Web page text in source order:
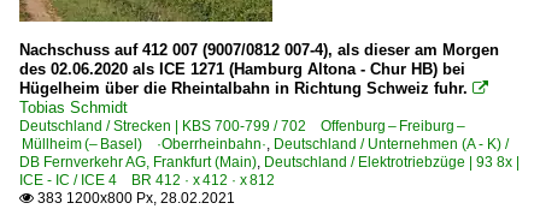
Nachschuss auf 412 007 (9007/0812 007-4), als dieser am Morgen
des 02.06.2020 als ICE 1271 (Hamburg Altona - Chur HB) bei
Hügelheim über die Rheintalbahn in Richtung Schweiz fuhr. 
Tobias Schmidt
Deutschland / Strecken | KBS 700-799 / 702 Offenburg – Freiburg –
Müllheim (– Basel) ·Oberrheinbahn·, Deutschland / Unternehmen (A - K) /
DB Fernverkehr AG, Frankfurt (Main), Deutschland / Elektrotriebzüge | 93 8x |
ICE - IC / ICE 4 BR 412 · x 412 · x 812
 383 1200x800 Px, 28.02.2021